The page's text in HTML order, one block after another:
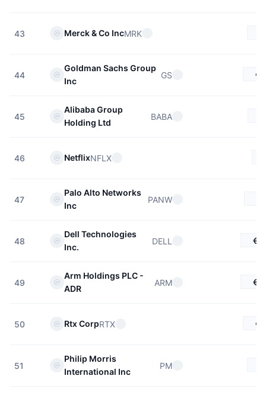
43 Merck & Co IncMRK
44
Goldman Sachs Group
Inc
GS
45
Alibaba Group
Holding Ltd
BABA
46 NetflixNFLX
47
Palo Alto Networks
Inc
PANW
48
Dell Technologies
Inc.
DELL
49
Arm Holdings PLC -
ADR
ARM
50 Rtx CorpRTX
51
Philip Morris
International Inc
PM